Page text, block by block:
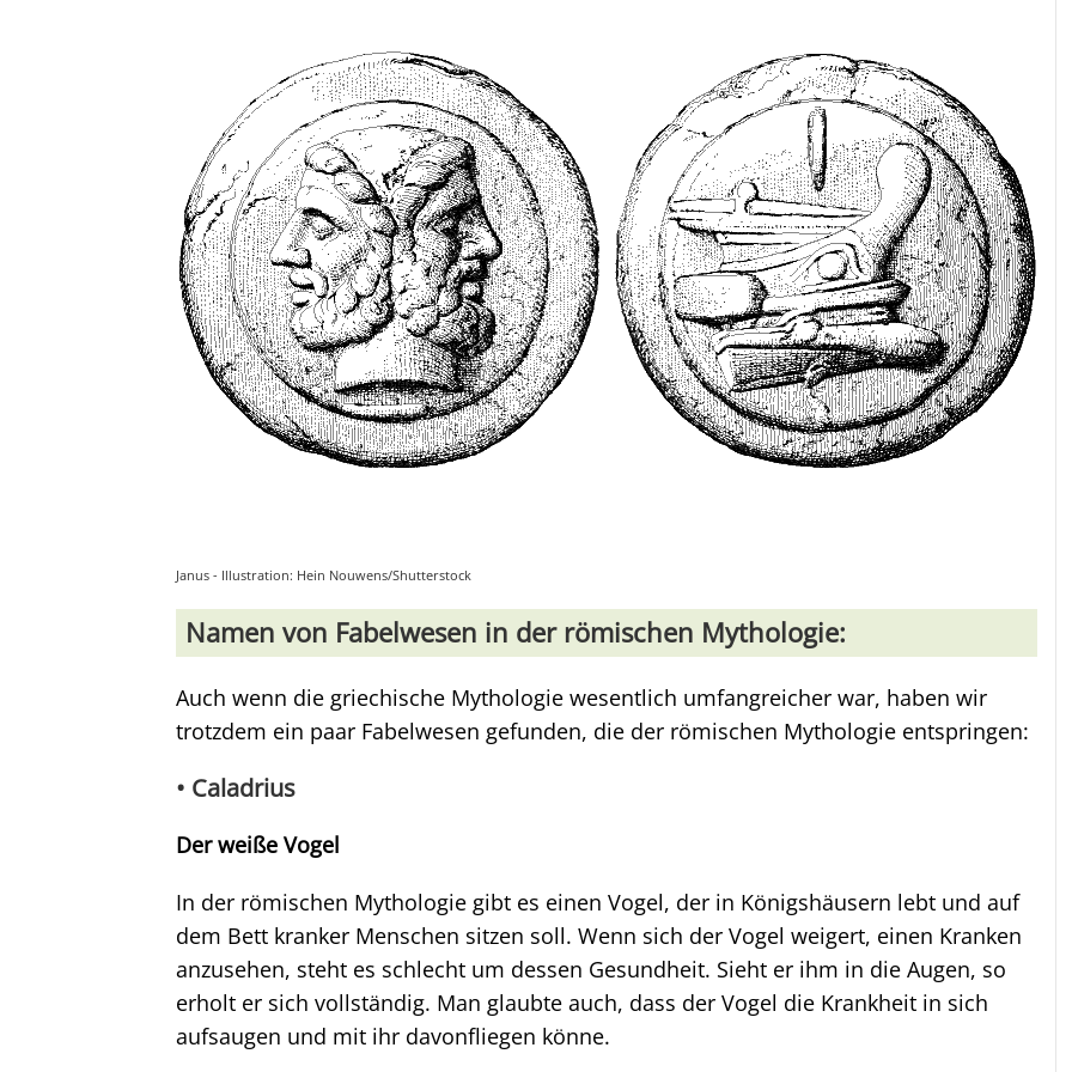
Janus - Illustration: Hein Nouwens/Shutterstock
Namen von Fabelwesen in der römischen Mythologie:
Auch wenn die griechische Mythologie wesentlich umfangreicher war, haben wir
trotzdem ein paar Fabelwesen gefunden, die der römischen Mythologie entspringen:
• Caladrius
Der weiße Vogel
In der römischen Mythologie gibt es einen Vogel, der in Königshäusern lebt und auf
dem Bett kranker Menschen sitzen soll. Wenn sich der Vogel weigert, einen Kranken
anzusehen, steht es schlecht um dessen Gesundheit. Sieht er ihm in die Augen, so
erholt er sich vollständig. Man glaubte auch, dass der Vogel die Krankheit in sich
aufsaugen und mit ihr davonfliegen könne.